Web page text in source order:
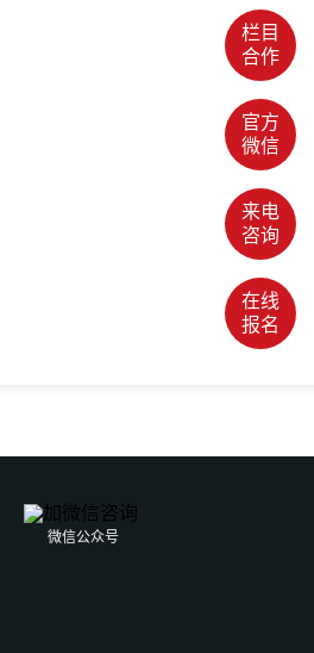
微信公众号
栏目
合作
官方
微信
来电
咨询
在线
报名